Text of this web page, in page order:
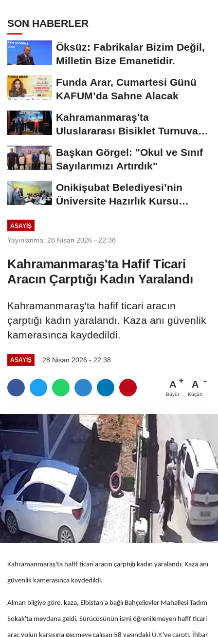
SON HABERLER
Öksüz: Fabrikalar Bizim Değil,
Milletin Bize Emanetidir.
Funda Arar, Cumartesi Günü
KAFUM’da Sahne Alacak
Kahramanmaraş'ta
Uluslararası Bisiklet Turnuvası
Başkan Görgel: "Okul ve Sınıf
Sayılarımızı Artırdık"
Onikişubat Belediyesi’nin
Üniversite Hazırlık Kursu
ASAYİŞ
Yayınlanma: 28 Nisan 2026 - 22:38
Kahramanmaraş'ta Hafif Ticari
Aracın Çarptığı Kadın Yaralandı
Kahramanmaraş'ta hafif ticari aracın
çarptığı kadın yaralandı. Kaza anı güvenlik
kamerasınca kaydedildi.
ASAYİŞ 28 Nisan 2026 - 22:38
A
Büyüt
A
Küçült
Kahramanmaraş'ta hafif ticari aracın çarptığı kadın yaralandı. Kaza anı
güvenlik kamerasınca kaydedildi.
Alınan bilgiye göre, kaza, Elbistan'a bağlı Bahçelievler Mahallesi Tadım
Sokak'ta meydana geldi. Sürücüsünün ismi öğrenilemeyen hafif ticari
araç yolun karşısına geçmeye çalışan 58 yaşındaki Ü.Y.'ye çarptı. İhbar